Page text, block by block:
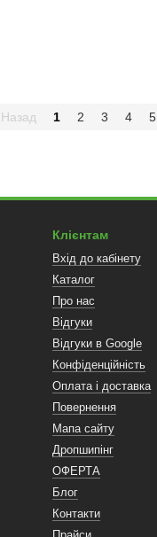
Назад 1 2 3 4 5
Клієнтам
Вхід до кабінету
Каталог
Про нас
Відгуки
Відгуки в Google
Конфіденційність
Оплата і доставка
Повернення
Мапа сайту
Дропшипінг
ОФЕРТА
Блог
Контакти